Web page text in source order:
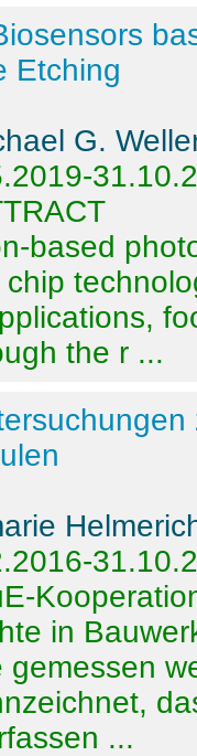
Etching
G.
based
the r ...
in
gemessen
...